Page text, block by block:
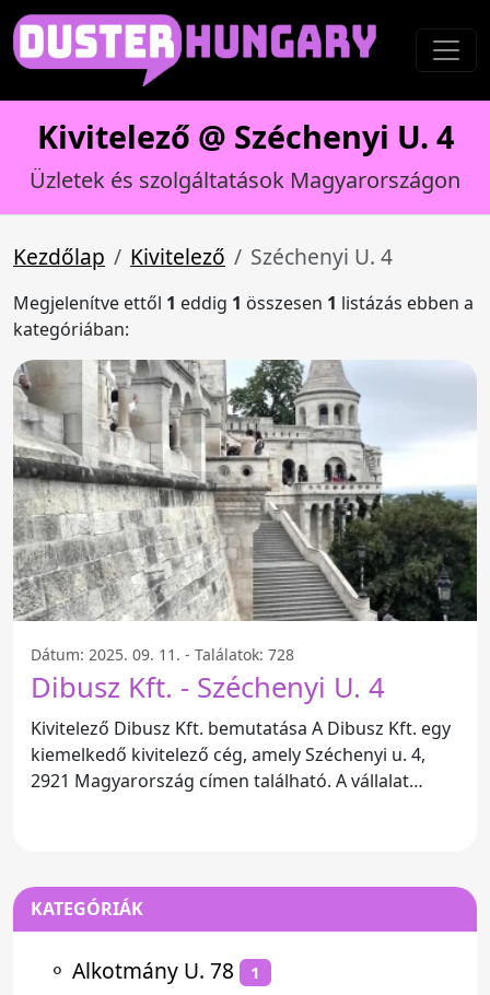
Kivitelező @ Széchenyi U. 4
Üzletek és szolgáltatások Magyarországon
Kezdőlap Kivitelező Széchenyi U. 4
Megjelenítve ettől 1 eddig 1 összesen 1 listázás ebben a
kategóriában:
Dátum: 2025. 09. 11. - Találatok: 728
Dibusz Kft. - Széchenyi U. 4
Kivitelező Dibusz Kft. bemutatása A Dibusz Kft. egy
kiemelkedő kivitelező cég, amely Széchenyi u. 4,
2921 Magyarország címen található. A vállalat
KATEGÓRIÁK
⚬ Alkotmány U. 78 1